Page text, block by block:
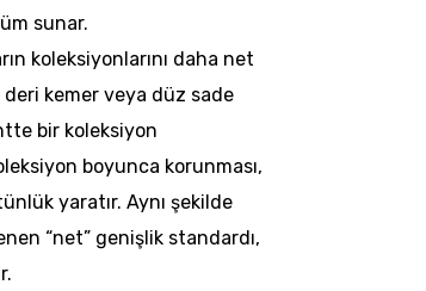
sunar.
koleksiyonlarını daha net
deri kemer veya düz sade
bir koleksiyon
boyunca korunması,
yaratır. Aynı şekilde
“net” genişlik standardı,